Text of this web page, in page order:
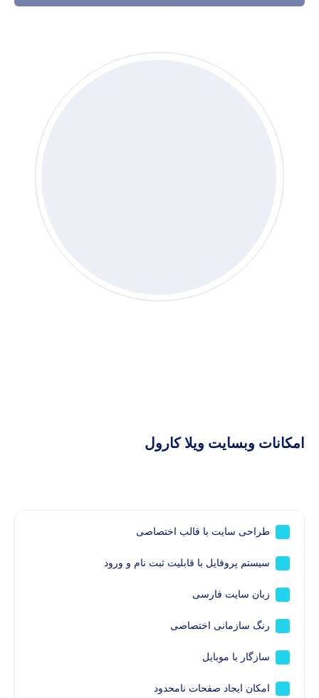
امکانات وبسایت ویلا کارول
طراحی سایت با قالب اختصاصی
سیستم پروفایل با قابلیت ثبت نام و ورود
زبان سایت فارسی
رنگ سازمانی اختصاصی
سازگار با موبایل
امکان ایجاد صفحات نامحدود